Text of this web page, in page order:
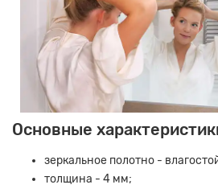
Основные
зеркальное полотно -
толщина - 4 мм;